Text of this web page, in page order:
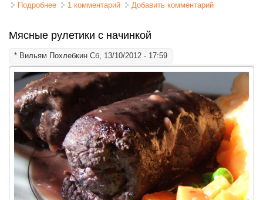
Подробнее о Лапша грибная
1 комментарий Добавить комментарий
Мясные рулетики с начинкой
* Вильям Похлебкин Сб, 13/10/2012 - 17:59